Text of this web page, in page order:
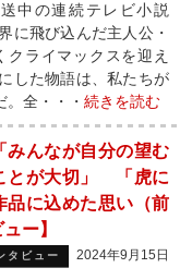
中の連続テレビ小説
に飛び込んだ主人公・
ライマックスを迎え
した物語は、私たちが
全・・・ 続きを読む
みんなが自分の望む
とが大切」 「虎に
品に込めた思い（前
ー】
タビュー 2024年9月15日